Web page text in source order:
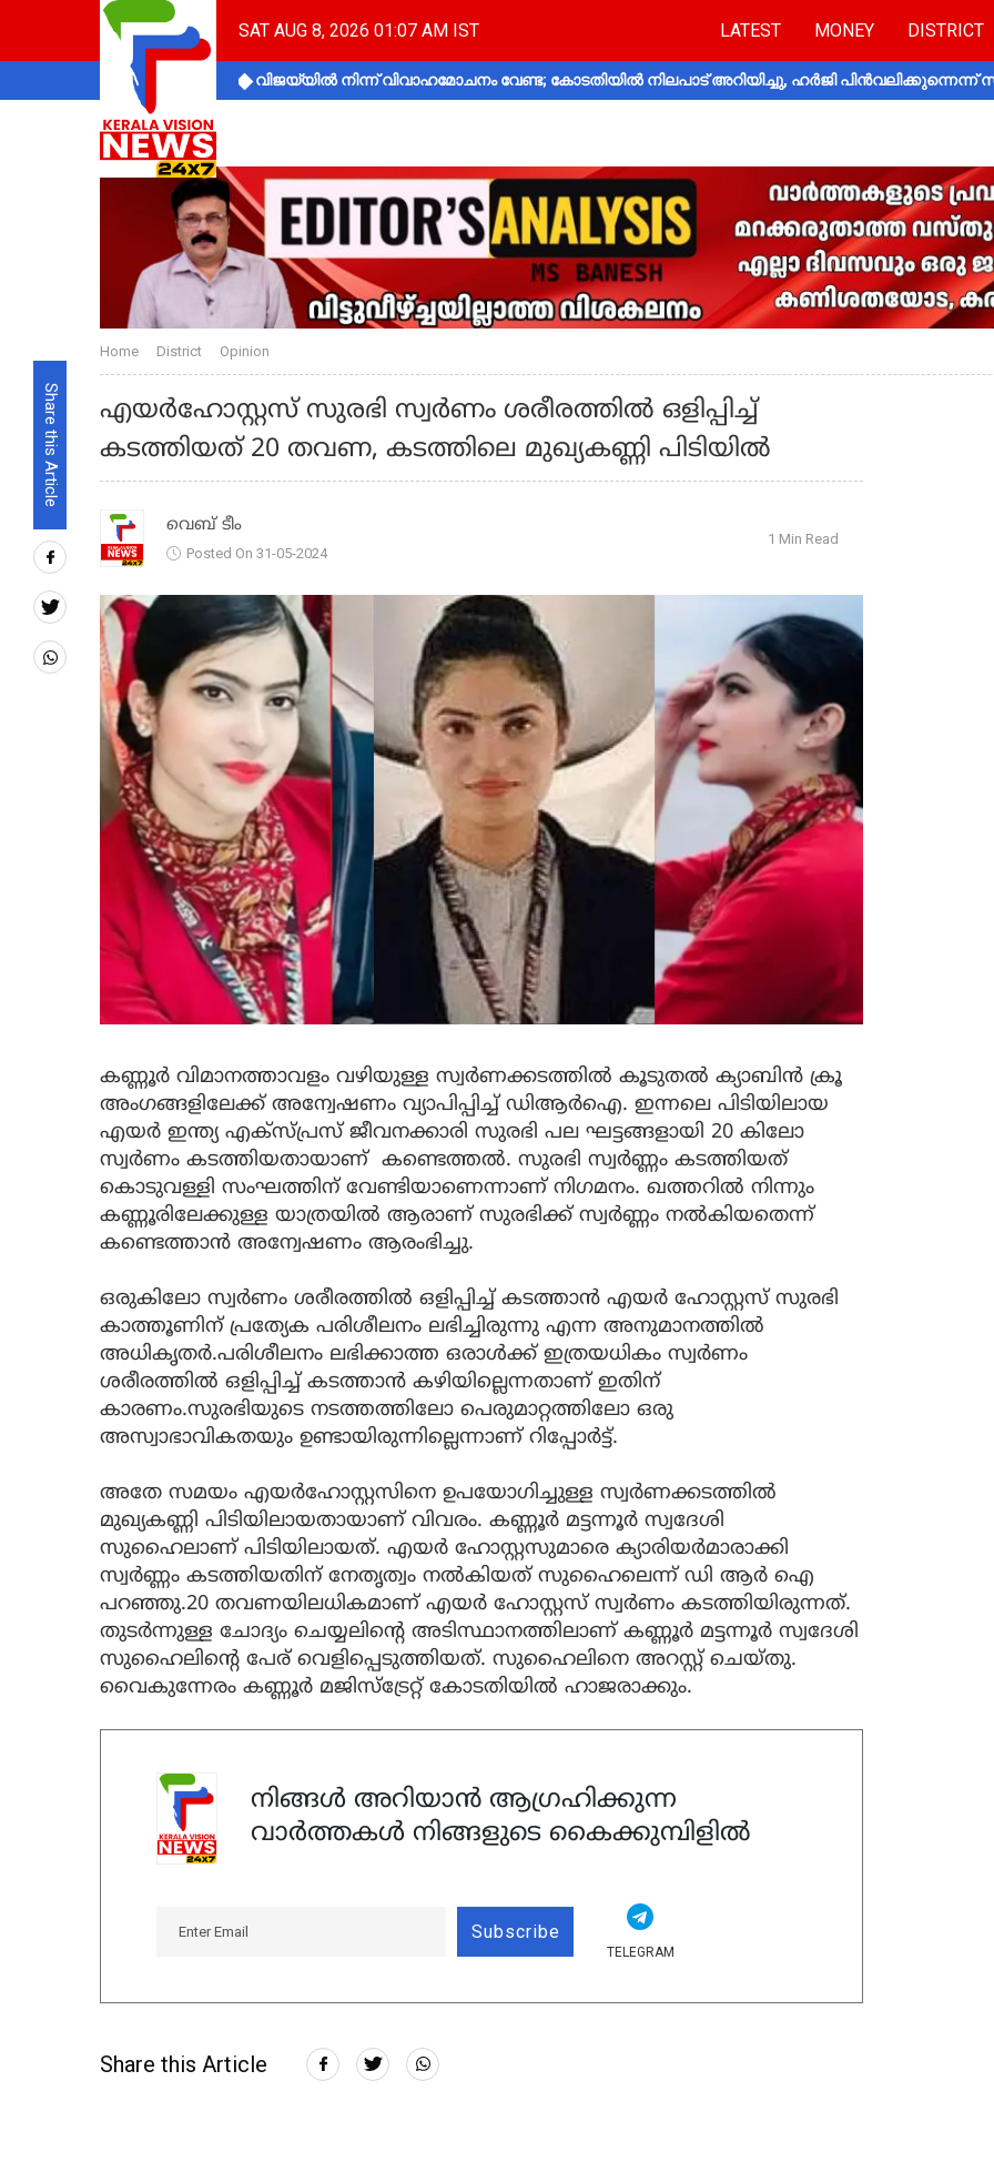
SAT AUG 8, 2026 01:07 AM IST LATEST MONEY DISTRICT
വിജയ്‌യിൽ നിന്ന് വിവാഹമോചനം വേണ്ട; കോടതിയിൽ നിലപാട് അറിയിച്ചു, ഹർജി പിൻവലിക്കുന്നെന്ന്
Share this Article
Home District Opinion
എയർഹോസ്റ്റസ് സുരഭി സ്വർണം ശരീരത്തിൽ ഒളിപ്പിച്ച്
കടത്തിയത് 20 തവണ, കടത്തിലെ മുഖ്യകണ്ണി പിടിയിൽ
വെബ് ടീം
Posted On 31-05-2024
1 Min Read
കണ്ണൂർ വിമാനത്താവളം വഴിയുള്ള സ്വർണക്കടത്തിൽ കൂടുതൽ ക്യാബിൻ ക്രൂ
അംഗങ്ങളിലേക്ക് അന്വേഷണം വ്യാപിപ്പിച്ച് ഡിആർഐ. ഇന്നലെ പിടിയിലായ
എയർ ഇന്ത്യ എക്സ്പ്രസ് ജീവനക്കാരി സുരഭി പല ഘട്ടങ്ങളായി 20 കിലോ
സ്വർണം കടത്തിയതായാണ് കണ്ടെത്തൽ. സുരഭി സ്വർണ്ണം കടത്തിയത്
കൊടുവള്ളി സംഘത്തിന് വേണ്ടിയാണെന്നാണ് നിഗമനം. ഖത്തറിൽ നിന്നും
കണ്ണൂരിലേക്കുള്ള യാത്രയിൽ ആരാണ് സുരഭിക്ക് സ്വർണ്ണം നൽകിയതെന്ന്
കണ്ടെത്താൻ അന്വേഷണം ആരംഭിച്ചു.
ഒരുകിലോ സ്വർണം ശരീരത്തിൽ ഒളിപ്പിച്ച് കടത്താൻ എയർ ഹോസ്റ്റസ് സുരഭി
കാത്തൂണിന് പ്രത്യേക പരിശീലനം ലഭിച്ചിരുന്നു എന്ന അനുമാനത്തിൽ
അധികൃതർ.പരിശീലനം ലഭിക്കാത്ത ഒരാൾക്ക് ഇത്രയധികം സ്വർണം
ശരീരത്തിൽ ഒളിപ്പിച്ച് കടത്താൻ കഴിയില്ലെന്നതാണ് ഇതിന്
കാരണം.സുരഭിയുടെ നടത്തത്തിലോ പെരുമാറ്റത്തിലോ ഒരു
അസ്വാഭാവികതയും ഉണ്ടായിരുന്നില്ലെന്നാണ് റിപ്പോർട്ട്.
അതേ സമയം എയർഹോസ്റ്റസിനെ ഉപയോഗിച്ചുള്ള സ്വർണക്കടത്തിൽ
മുഖ്യകണ്ണി പിടിയിലായതായാണ് വിവരം. കണ്ണൂർ മട്ടന്നൂർ സ്വദേശി
സുഹൈലാണ് പിടിയിലായത്. എയർ ഹോസ്റ്റസുമാരെ ക്യാരിയർമാരാക്കി
സ്വർണ്ണം കടത്തിയതിന് നേതൃത്വം നൽകിയത് സുഹൈലെന്ന് ഡി ആർ ഐ
പറഞ്ഞു.20 തവണയിലധികമാണ് എയർ ഹോസ്റ്റസ് സ്വർണം കടത്തിയിരുന്നത്.
തുടർന്നുള്ള ചോദ്യം ചെയ്യലിന്റെ അടിസ്ഥാനത്തിലാണ് കണ്ണൂർ മട്ടന്നൂർ സ്വദേശി
സുഹൈലിന്റെ പേര് വെളിപ്പെടുത്തിയത്. സുഹൈലിനെ അറസ്റ്റ് ചെയ്‌തു.
വൈകുന്നേരം കണ്ണൂർ മജിസ്‌ട്രേറ്റ് കോടതിയിൽ ഹാജരാക്കും.
നിങ്ങൾ അറിയാൻ ആഗ്രഹിക്കുന്ന
വാർത്തകൾ നിങ്ങളുടെ കൈക്കുമ്പിളിൽ
Subscribe
TELEGRAM
Share this Article